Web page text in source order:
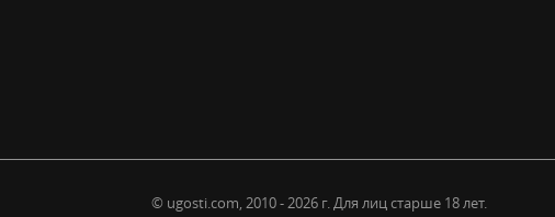
© ugosti.com, 2010 - 2026 г.Для лиц старше 18 лет.